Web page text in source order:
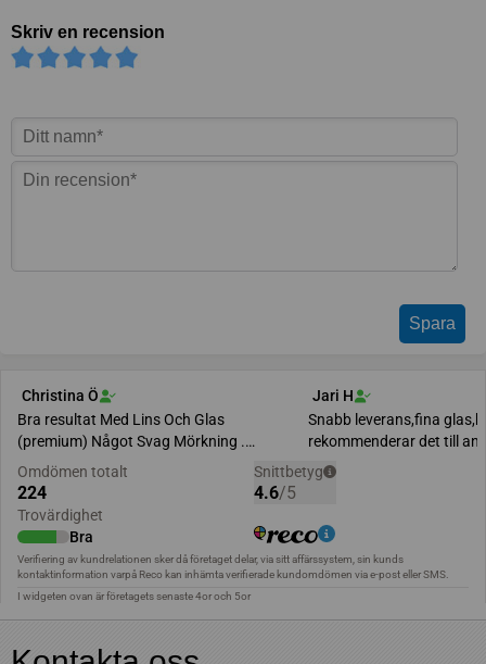
Skriv en recension